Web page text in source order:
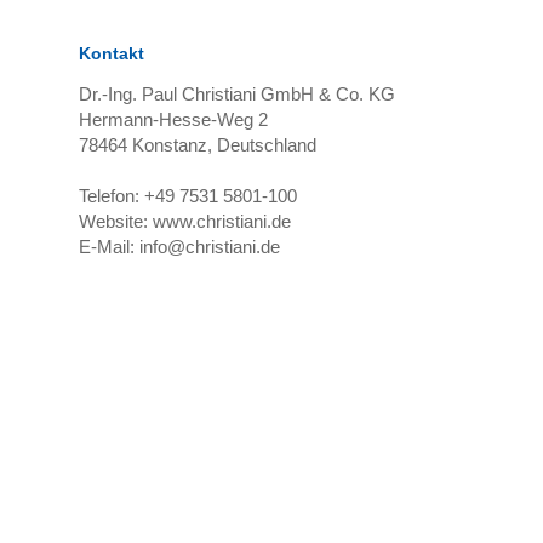
Kontakt
Dr.-Ing. Paul Christiani GmbH & Co. KG
Hermann-Hesse-Weg 2
78464Konstanz, Deutschland
Telefon: +49 7531 5801-100
Website: www.christiani.de
E-Mail: info@christiani.de